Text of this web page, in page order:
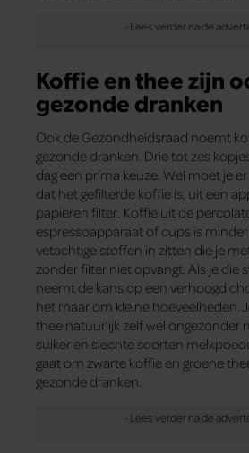
Koffie en thee zijn
gezonde dranken
Ook de Gezondheidsraad noemt
gezonde dranken. Drie tot zes
dag een prima keuze. Wel moet je
dat het gefilterde koffie is, uit een
papieren filter. Koffie uit de
espressoapparaat of cups is
vetachtige stoffen in zitten die je
zonder filter niet opvangt. Als je die
neemt de kans op een verhoogd
het maar om kleine hoeveelheden.
thee natuurlijk zelf wel ongezonder
suiker en slechte soorten
gaat om zwarte koffie en groene
gezonde dranken.